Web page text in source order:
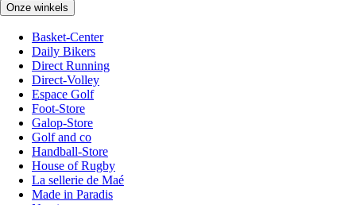
Onze winkels
Basket-Center
Daily Bikers
Direct Running
Direct-Volley
Espace Golf
Foot-Store
Galop-Store
Golf and co
Handball-Store
House of Rugby
La sellerie de Maé
Made in Paradis